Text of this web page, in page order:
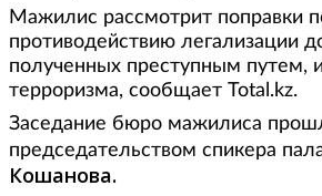
Мажилис рассмотрит поправки
противодействию легализации
полученных преступным путем,
терроризма, сообщает Total.kz.
Заседание бюро мажилиса
председательством спикера
Кошанова.